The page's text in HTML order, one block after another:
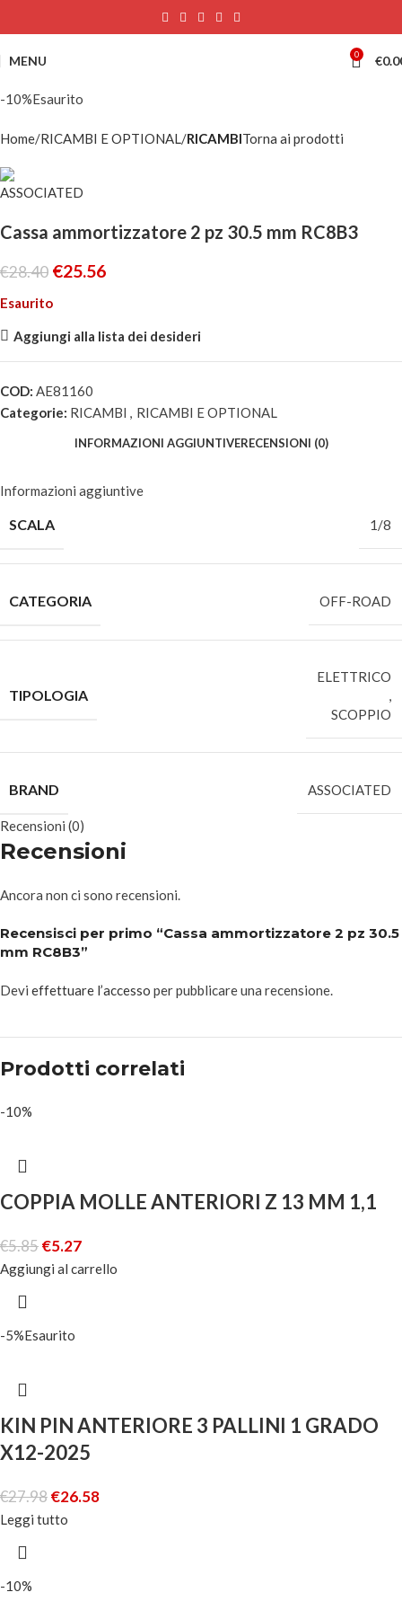
MENU 0 €
-10%Esaurito
Home RICAMBI E OPTIONAL RICAMBITorna ai prodotti
Cassa ammortizzatore 2 pz 30.5 mm RC8B3
€28.40 €25.56
Esaurito
Aggiungi alla lista dei desideri
COD: AE81160
Categorie: RICAMBI , RICAMBI E OPTIONAL
INFORMAZIONI AGGIUNTIVERECENSIONI (0)
Informazioni aggiuntive
SCALA 1/8
CATEGORIA OFF-ROAD
TIPOLOGIA
ELETTRICO
,
SCOPPIO
BRAND ASSOCIATED
Recensioni (0)
Recensioni
Ancora non ci sono recensioni.
Recensisci per primo “Cassa ammortizzatore 2 pz 30.5
mm RC8B3”
Devi effettuare l’accesso per pubblicare una recensione.
Prodotti correlati
-10%
COPPIA MOLLE ANTERIORI Z 13 MM 1,1
€5.85€5.27
Aggiungi al carrello
-5%Esaurito
KIN PIN ANTERIORE 3 PALLINI 1 GRADO
X12-2025
€27.98€26.58
Leggi tutto
-10%